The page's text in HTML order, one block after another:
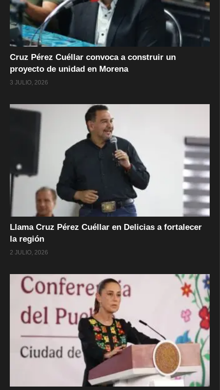
Cruz Pérez Cuéllar convoca a construir un
proyecto de unidad en Morena
3 JULIO, 2026
Llama Cruz Pérez Cuéllar en Delicias a fortalecer
la región
2 JULIO, 2026